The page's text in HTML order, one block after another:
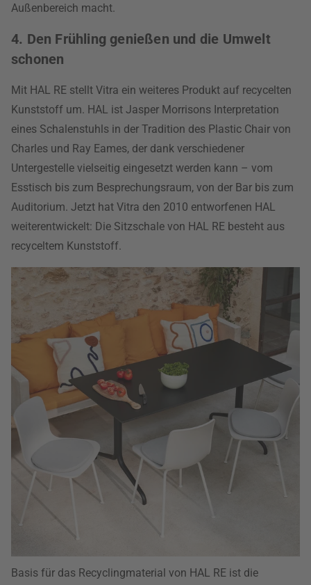
Außenbereich macht.
4. Den Frühling genießen und die Umwelt
schonen
Mit HAL RE stellt Vitra ein weiteres Produkt auf recycelten
Kunststoff um. HAL ist Jasper Morrisons Interpretation
eines Schalenstuhls in der Tradition des Plastic Chair von
Charles und Ray Eames, der dank verschiedener
Untergestelle vielseitig eingesetzt werden kann – vom
Esstisch bis zum Besprechungsraum, von der Bar bis zum
Auditorium. Jetzt hat Vitra den 2010 entworfenen HAL
weiterentwickelt: Die Sitzschale von HAL RE besteht aus
recyceltem Kunststoff.
Basis für das Recyclingmaterial von HAL RE ist die